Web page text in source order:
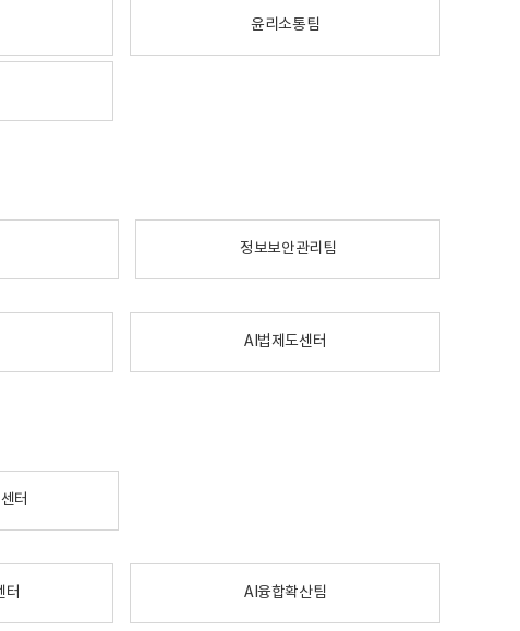
윤리소통팀
정보보안관리팀
AI법제도센터
터
터 AI융합확산팀